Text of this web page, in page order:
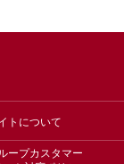
トについて
ープカスタマー